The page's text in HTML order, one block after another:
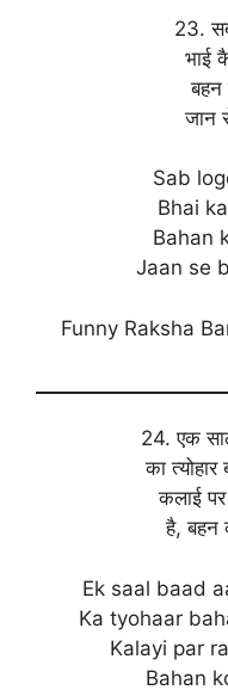
23.
भाई
बहन
जान
Sab
Bhai
Bahan
Jaan se
Funny Raksha
24. एक
का
कलाई पर
है, बहन
Ek saal baad
Ka tyohaar
Kalayi par
Bahan